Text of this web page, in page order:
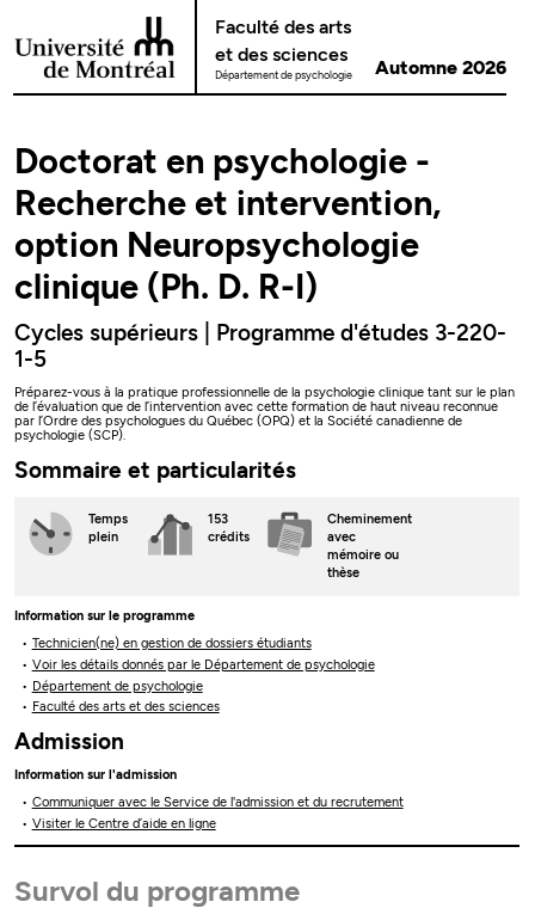
Passer au contenu
Faculté des arts
et des sciences
Département de psychologie Automne 2026
Doctorat en psychologie -
Recherche et intervention,
option Neuropsychologie
clinique (Ph. D. R-I)
Cycles supérieurs | Programme d'études 3-220-
1-5
Préparez-vous à la pratique professionnelle de la psychologie clinique tant sur le plan
de l’évaluation que de l’intervention avec cette formation de haut niveau reconnue
par l’Ordre des psychologues du Québec (OPQ) et la Société canadienne de
psychologie (SCP).
Sommaire et particularités
Temps
plein
153
crédits
Cheminement
avec
mémoire ou
thèse
Information sur le programme
Technicien(ne) en gestion de dossiers étudiants
Voir les détails donnés par le Département de psychologie
Département de psychologie
Faculté des arts et des sciences
Admission
Information sur l'admission
Communiquer avec le Service de l'admission et du recrutement
Visiter le Centre d’aide en ligne
Survol du programme